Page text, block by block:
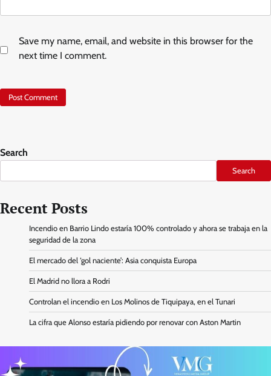
Save my name, email, and website in this browser for the
next time I comment.
Search
Search
Recent Posts
Incendio en Barrio Lindo estaría 100% controlado y ahora se trabaja en la
seguridad de la zona
El mercado del ‘gol naciente’: Asia conquista Europa
El Madrid no llora a Rodri
Controlan el incendio en Los Molinos de Tiquipaya, en el Tunari
La cifra que Alonso estaría pidiendo por renovar con Aston Martin